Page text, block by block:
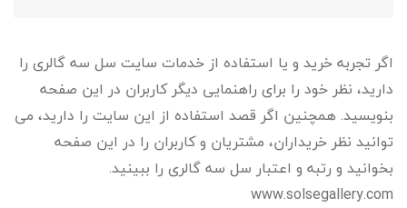
اگر تجربه خرید و یا استفاده از خدمات سایت سل سه گالری را
دارید، نظر خود را برای راهنمایی دیگر کاربران در این صفحه
بنویسید. همچنین اگر قصد استفاده از این سایت را دارید، می
توانید نظر خریداران، مشتریان و کاربران را در این صفحه
بخوانید و رتبه و اعتبار سل سه گالری را ببینید.
www.solsegallery.com